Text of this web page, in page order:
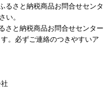
るさと納税商品お問合せセンタ
い。
さと納税商品お問合せセンター
。必ずご連絡のつきやすいア